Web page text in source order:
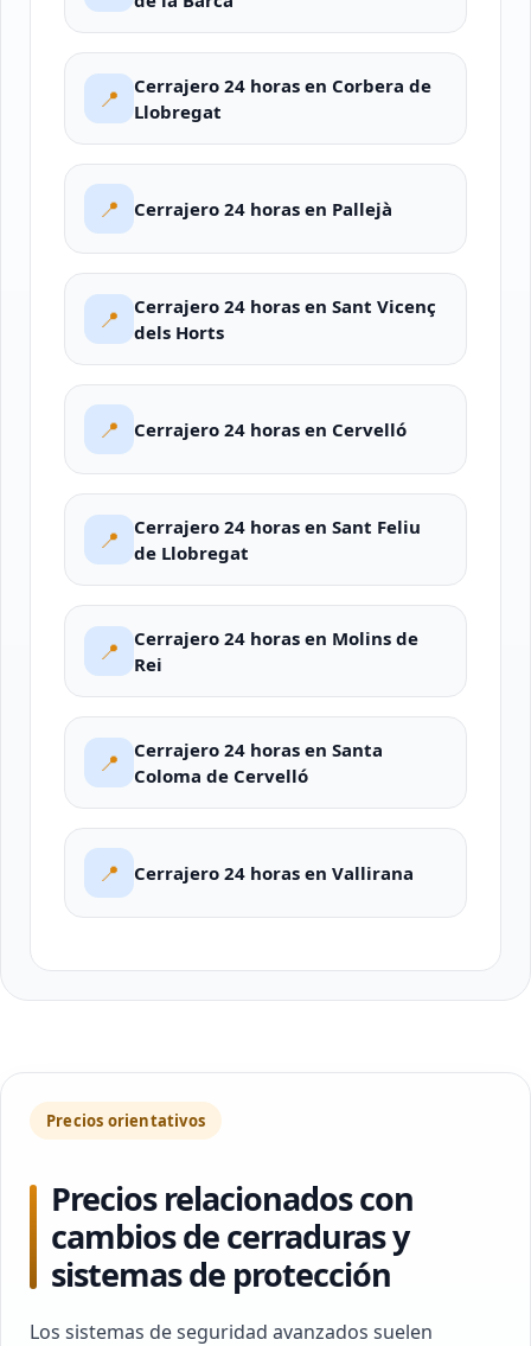
📍
Cerrajero 24 horas en Corbera de
Llobregat
📍 Cerrajero 24 horas en Pallejà
📍
Cerrajero 24 horas en Sant Vicenç
dels Horts
📍 Cerrajero 24 horas en Cervelló
📍
Cerrajero 24 horas en Sant Feliu
de Llobregat
📍
Cerrajero 24 horas en Molins de
Rei
📍
Cerrajero 24 horas en Santa
Coloma de Cervelló
📍 Cerrajero 24 horas en Vallirana
Precios orientativos
Precios relacionados con
cambios de cerraduras y
sistemas de protección
Los sistemas de seguridad avanzados suelen